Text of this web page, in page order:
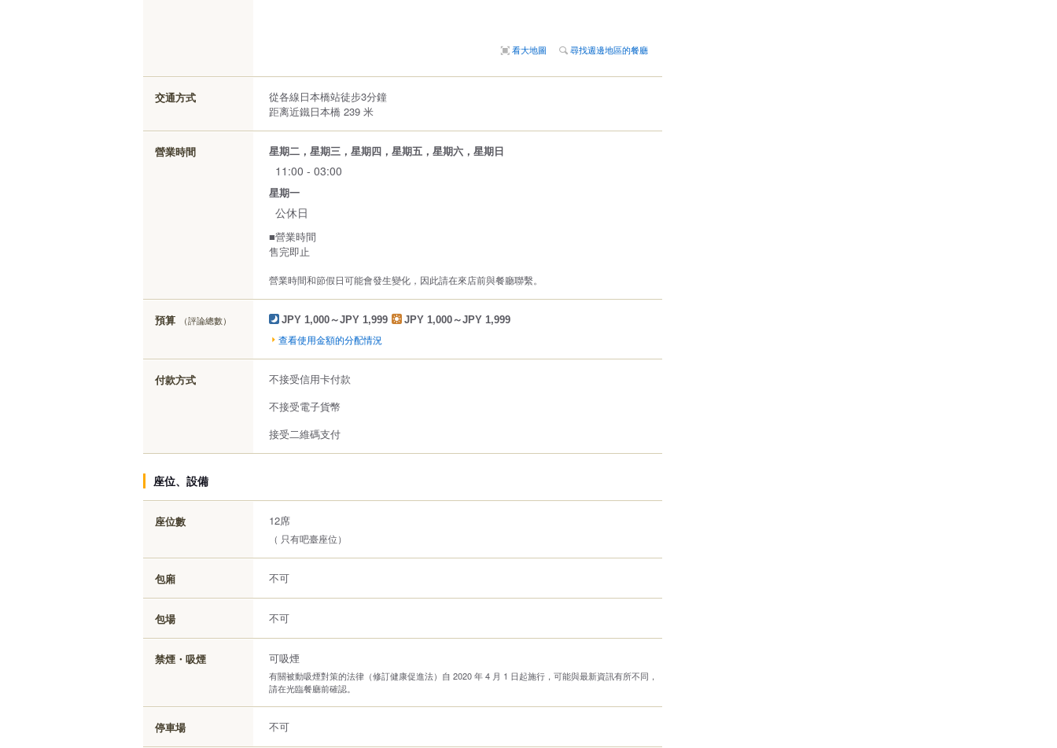
看大地圖 尋找週邊地區的餐廳
交通方式
從各線日本橋站徒步3分鐘
距离近鐵日本橋 239 米
營業時間 星期二，星期三，星期四，星期五，星期六，星期日
11:00 - 03:00
星期一
公休日
■營業時間
售完即止
營業時間和節假日可能會發生變化，因此請在來店前與餐廳聯繫。
預算 （評論總數） JPY 1,000～JPY 1,999 JPY 1,000～JPY 1,999
查看使用金額的分配情況
付款方式
不接受信用卡付款
不接受電子貨幣
接受二維碼支付
座位、設備
座位數 12席
（ 只有吧臺座位）
包廂 不可
包場 不可
禁煙・吸煙 可吸煙
有關被動吸煙對策的法律（修訂健康促進法）自 2020 年 4 月 1 日起施行，可能與最新資訊有所不同，
請在光臨餐廳前確認。
停車場 不可